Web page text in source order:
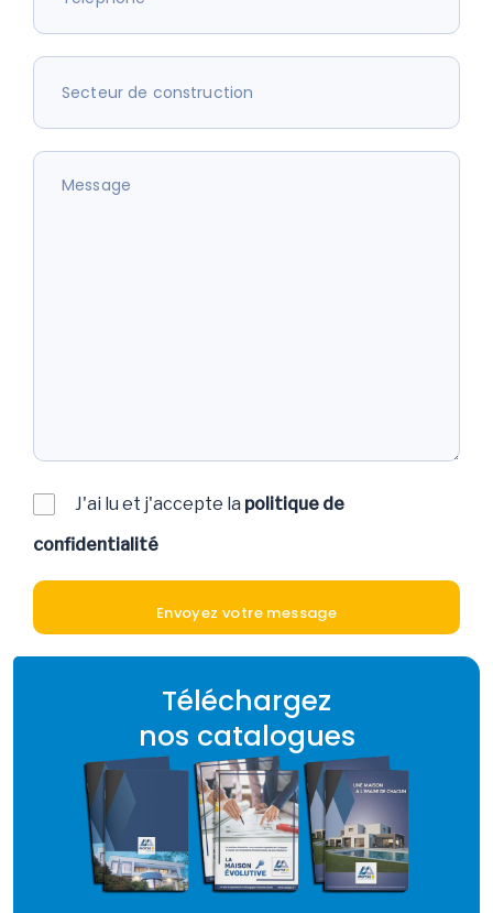
J'ai lu et j'accepte la politique de
confidentialité
Téléchargez
nos catalogues